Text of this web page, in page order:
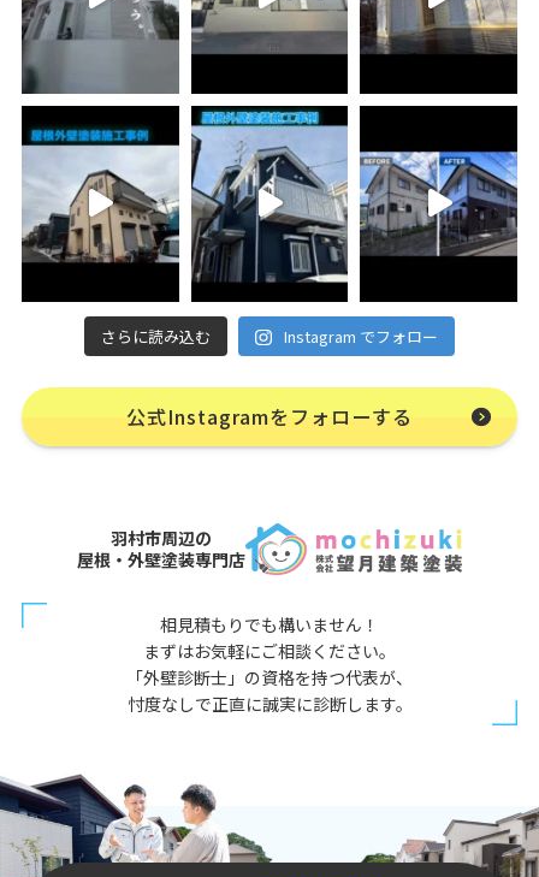
さらに読み込む Instagram でフォロー
公式Instagramをフォローする
羽村市周辺の
屋根・外壁塗装専門店
相見積もりでも構いません！
まずはお気軽にご相談ください。
「外壁診断士」の資格を持つ代表が、
忖度なしで正直に誠実に診断します。